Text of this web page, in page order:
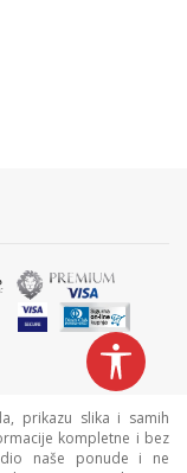
prikazu slika i samih
kompletne i bez
naše ponude i ne